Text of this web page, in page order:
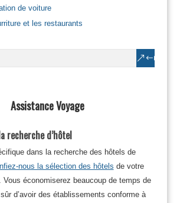
de voiture
et les restaurants
Assistance Voyage
recherche d’hôtel
dans la recherche des hôtels de
nous la sélection des hôtels de votre
Vous économiserez beaucoup de temps de
d’avoir des établissements conforme à